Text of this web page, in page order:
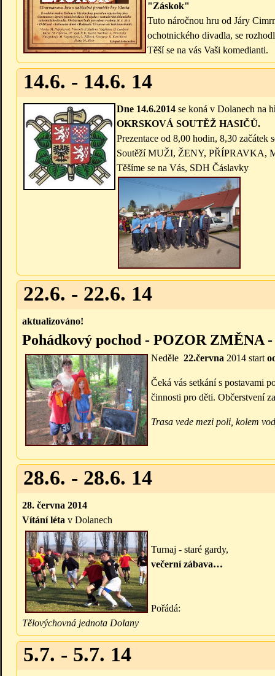
"Záskok"
Tuto náročnou hru od Járy
ochotnického divadla, se
Těší se na vás Vaši komedianti.
14.6. - 14.6. 14
Dne 14.6.2014 se koná v Dolanech na
OKRSKOVÁ SOUTĚŽ HASIČŮ.
Prezentace od 8,00 hodin, 8,30 začátek
Soutěží MUŽI, ŽENY, PŘÍPRAVKA,
Těšíme se na Vás, SDH Čáslavky
22.6. - 22.6. 14
aktualizováno!
Pohádkový pochod - POZOR ZMĚNA
Neděle 22.června 2014 start
Čeká vás setkání s postavami
činnosti pro děti. Občerstvení
Trasa vede mezi poli, kolem
28.6. - 28.6. 14
28. června 2014
Vítání léta v Dolanech
Turnaj - staré gardy,
večerní zábava…
Pořádá:
Tělovýchovná jednota Dolany
5.7. - 5.7. 14